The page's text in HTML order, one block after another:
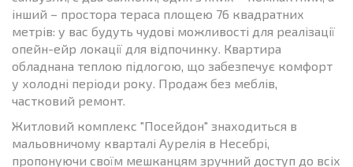
інший – простора тераса площею 76 квадратних
метрів: у вас будуть чудові можливості для реалізації
опейн-ейр локації для відпочинку. Квартира
обладнана теплою підлогою, що забезпечує комфорт
у холодні періоди року. Продаж без меблів,
частковий ремонт.
Житловий комплекс "Посейдон" знаходиться в
мальовничому кварталі Аурелія в Несебрі,
пропонуючи своїм мешканцям зручний доступ до всіх